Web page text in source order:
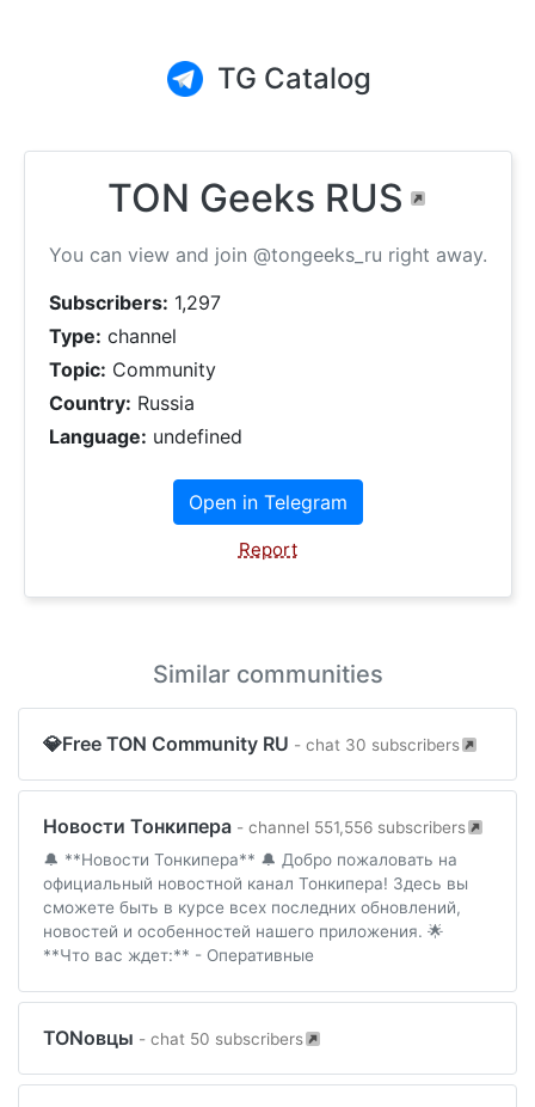
TG Catalog
TON Geeks RUS
You can view and join @tongeeks_ru right away.
Subscribers: 1,297
Type: channel
Topic: Community
Country: Russia
Language: undefined
Open in Telegram
Report
Similar communities
💎Free TON Community RU - chat 30 subscribers
Новости Тонкипера - channel 551,556 subscribers
🔔 **Новости Тонкипера** 🔔 Добро пожаловать на
официальный новостной канал Тонкипера! Здесь вы
сможете быть в курсе всех последних обновлений,
новостей и особенностей нашего приложения. 🌟
**Что вас ждет:** - Оперативные
TONовцы - chat 50 subscribers